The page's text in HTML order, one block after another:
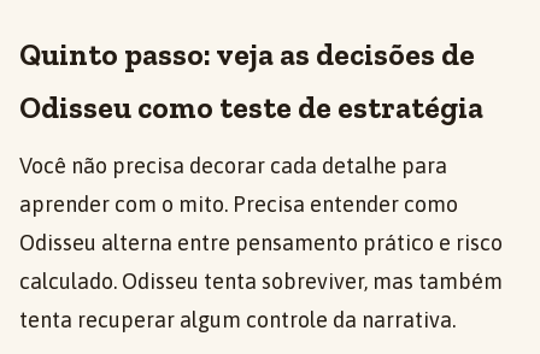
Quinto passo: veja as decisões de
Odisseu como teste de estratégia
Você não precisa decorar cada detalhe para
aprender com o mito. Precisa entender como
Odisseu alterna entre pensamento prático e risco
calculado. Odisseu tenta sobreviver, mas também
tenta recuperar algum controle da narrativa.